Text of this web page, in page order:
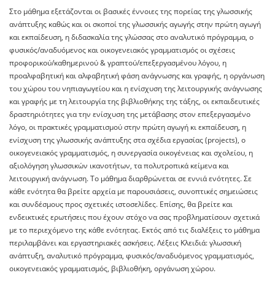
Στο μάθημα εξετάζονται οι βασικές έννοιες της πορείας της γλωσσικής
ανάπτυξης καθώς και οι σκοποί της γλωσσικής αγωγής στην πρώτη αγωγή
και εκπαίδευση, η διδασκαλία της γλώσσας στο αναλυτικό πρόγραμμα, ο
φυσικός/αναδυόμενος και οικογενειακός γραμματισμός οι σχέσεις
προφορικού/καθημερινού & γραπτού/επεξεργασμένου λόγου, η
προαλφαβητική και αλφαβητική φάση ανάγνωσης και γραφής, η οργάνωση
του χώρου του νηπιαγωγείου και η ενίσχυση της λειτουργικής ανάγνωσης
και γραφής με τη λειτουργία της βιβλιοθήκης της τάξης, οι εκπαιδευτικές
δραστηριότητες για την ενίσχυση της μετάβασης στον επεξεργασμένο
λόγο, οι πρακτικές γραμματισμού στην πρώτη αγωγή κι εκπαίδευση, η
ενίσχυση της γλωσσικής ανάπτυξης στα σχέδια εργασίας (projects), ο
οικογενειακός γραμματισμός, η συνεργασία οικογένειας και σχολείου, η
αξιολόγηση γλωσσικών ικανοτήτων, τα πολυτροπικά κείμενα και
λειτουργική ανάγνωση. Το μάθημα διαρθρώνεται σε εννιά ενότητες. Σε
κάθε ενότητα θα βρείτε αρχεία με παρουσιάσεις, συνοπτικές σημειώσεις
και συνδέσμους προς σχετικές ιστοσελίδες. Επίσης, θα βρείτε και
ενδεικτικές ερωτήσεις που έχουν στόχο να σας προβληματίσουν σχετικά
με το περιεχόμενο της κάθε ενότητας. Εκτός από τις διαλέξεις το μάθημα
περιλαμβάνει και εργαστηριακές ασκήσεις. Λέξεις Κλειδιά: γλωσσική
ανάπτυξη, αναλυτικό πρόγραμμα, φυσικός/αναδυόμενος γραμματισμός,
οικογενειακός γραμματισμός, βιβλιοθήκη, οργάνωση χώρου.